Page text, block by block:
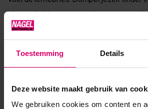
Toestemming Details
Deze website maakt gebruik van
We gebruiken cookies om content en
bloeiende bloemen met de meest trendy
lenteseizoen 2023. Kan je niet kiezen?
die omgebouwd kan worden tot display!
Toon meer